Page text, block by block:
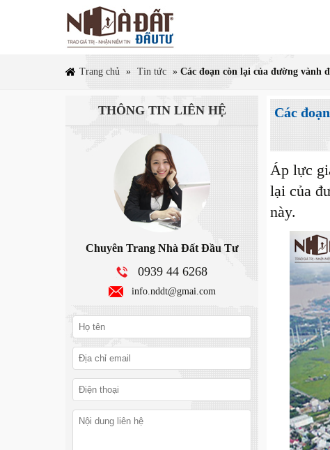
Trang chủ » Tin tức »Các đoạn còn lại của đường vành
Các
Áp lực
lại của
này.
THÔNG TIN LIÊN HỆ
Chuyên Trang Nhà Đất Đầu Tư
0939 44 6268
info.nddt@gmai.com